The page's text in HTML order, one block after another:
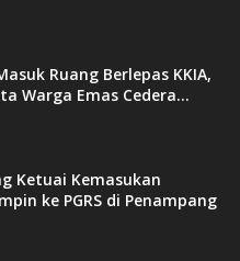
Ruang Berlepas KKIA,
Warga Emas Cedera...
Ketuai Kemasukan
ke PGRS di Penampang